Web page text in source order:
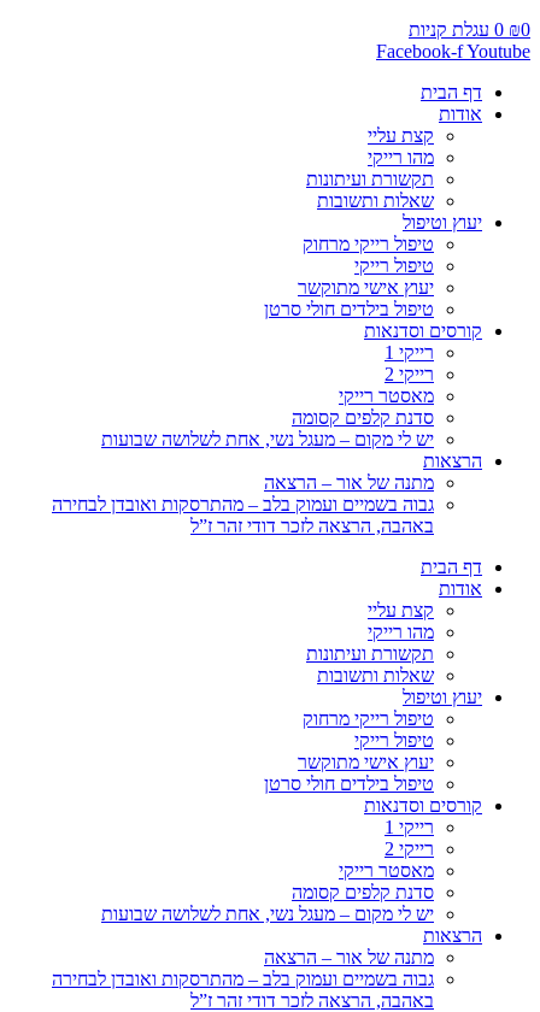
₪0
0 עגלת קניות
Facebook-fYoutube
דף הבית
אודות
קצת עליי
מהו רייקי
תקשורת ועיתונות
שאלות ותשובות
יעוץ וטיפול
טיפול רייקי מרחוק
טיפול רייקי
יעוץ אישי מתוקשר
טיפול בילדים חולי סרטן
קורסים וסדנאות
רייקי 1
רייקי 2
מאסטר רייקי
סדנת קלפים קסומה
יש לי מקום – מעגל נשי, אחת לשלושה שבועות
הרצאות
מתנה של אור – הרצאה
גבוה בשמיים ועמוק בלב – מהתרסקות ואובדן לבחירה
באהבה, הרצאה לזכר דודי זהר ז”ל
דף הבית
אודות
קצת עליי
מהו רייקי
תקשורת ועיתונות
שאלות ותשובות
יעוץ וטיפול
טיפול רייקי מרחוק
טיפול רייקי
יעוץ אישי מתוקשר
טיפול בילדים חולי סרטן
קורסים וסדנאות
רייקי 1
רייקי 2
מאסטר רייקי
סדנת קלפים קסומה
יש לי מקום – מעגל נשי, אחת לשלושה שבועות
הרצאות
מתנה של אור – הרצאה
גבוה בשמיים ועמוק בלב – מהתרסקות ואובדן לבחירה
באהבה, הרצאה לזכר דודי זהר ז”ל